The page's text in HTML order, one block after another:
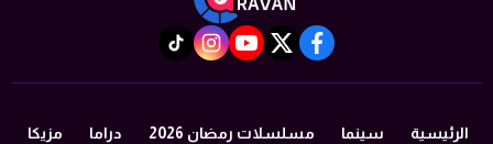
facebook
twitter
youtube
instagram
tiktok
الرئيسية سينما مسلسلات رمضان 2026 دراما مزيكا